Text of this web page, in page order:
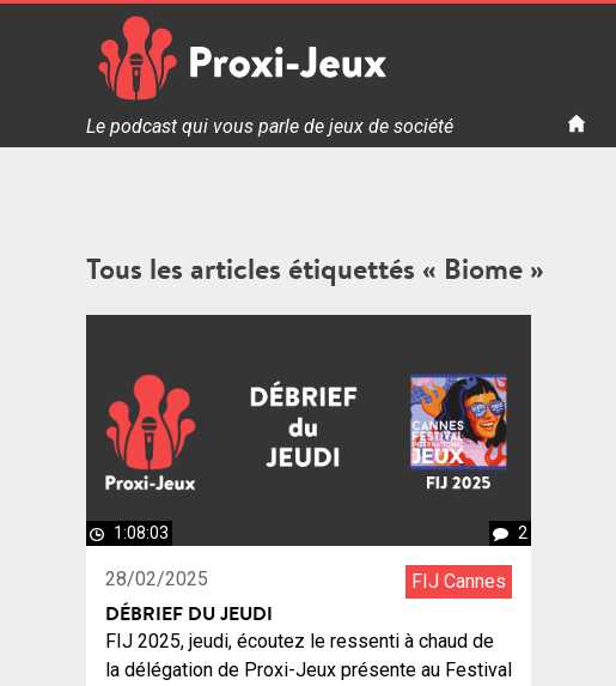
Proxi Jeux - Le podcast qui vous parle de jeux de société
Le podcast qui vous parle de jeux de société
Tous les articles étiquettés « Biome »
1:08:03 2
28/02/2025 FIJ Cannes
DÉBRIEF DU JEUDI
FIJ 2025, jeudi, écoutez le ressenti à chaud de
la délégation de Proxi-Jeux présente au Festival